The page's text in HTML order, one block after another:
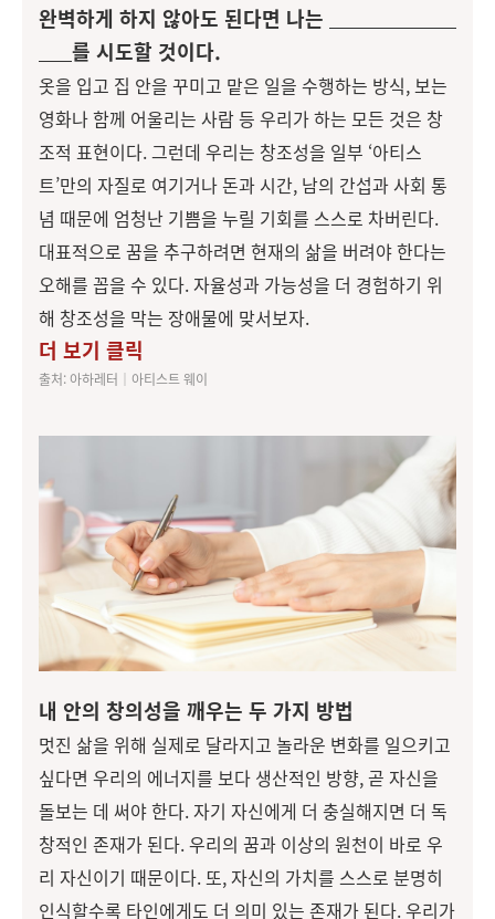
완벽하게 하지 않아도 된다면 나는
를 시도할 것이다.
옷을 입고 집 안을 꾸미고 맡은 일을 수행하는 방식, 보는
영화나 함께 어울리는 사람 등 우리가 하는 모든 것은 창
조적 표현이다. 그런데 우리는 창조성을 일부 ‘아티스
트’만의 자질로 여기거나 돈과 시간, 남의 간섭과 사회 통
념 때문에 엄청난 기쁨을 누릴 기회를 스스로 차버린다.
대표적으로 꿈을 추구하려면 현재의 삶을 버려야 한다는
오해를 꼽을 수 있다. 자율성과 가능성을 더 경험하기 위
해 창조성을 막는 장애물에 맞서보자.
더 보기 클릭
출처: 아하레터│아티스트 웨이
내 안의 창의성을 깨우는 두 가지 방법
멋진 삶을 위해 실제로 달라지고 놀라운 변화를 일으키고
싶다면 우리의 에너지를 보다 생산적인 방향, 곧 자신을
돌보는 데 써야 한다. 자기 자신에게 더 충실해지면 더 독
창적인 존재가 된다. 우리의 꿈과 이상의 원천이 바로 우
리 자신이기 때문이다. 또, 자신의 가치를 스스로 분명히
인식할수록 타인에게도 더 의미 있는 존재가 된다. 우리가